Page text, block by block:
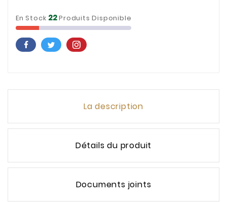
En Stock 22Produits Disponible
La description
Détails du produit
Documents joints